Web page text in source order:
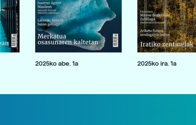
2025ko abe. 1a 2025ko ira. 1a